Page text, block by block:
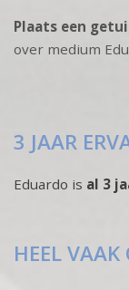
Plaats een
over medium
3 JAAR
Eduardo is al 3
HEEL